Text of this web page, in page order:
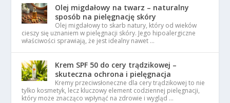
Olej migdałowy na twarz – naturalny
sposób na pielęgnację skóry
Olej migdałowy to skarb natury, który od wieków
cieszy się uznaniem w pielęgnacji skóry. Jego hipoalergiczne
właściwości sprawiają, że jest idealny nawet …
Krem SPF 50 do cery trądzikowej –
skuteczna ochrona i pielęgnacja
Kremy przeciwsłoneczne dla cery trądzikowej to nie
tylko kosmetyk, lecz kluczowy element codziennej pielęgnacji,
który może znacząco wpłynąć na zdrowie i wygląd …